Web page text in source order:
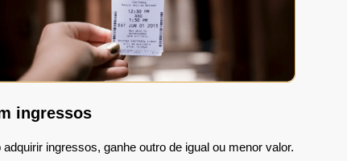
ingressos
adquirir ingressos, ganhe outro de igual ou menor valor.